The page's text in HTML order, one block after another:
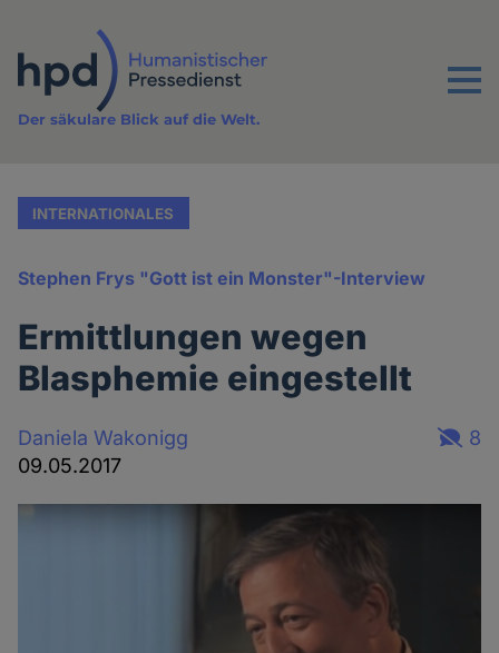
Inhalt
Menu
Der säkulare Blick auf die Welt.
INTERNATIONALES
Stephen Frys "Gott ist ein Monster"-Interview
Ermittlungen wegen
Blasphemie eingestellt
Daniela Wakonigg
09.05.2017
8